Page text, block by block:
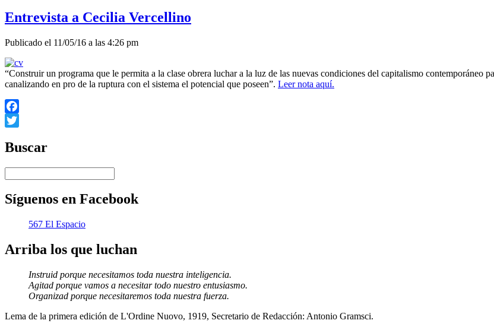
Entrevista a Cecilia Vercellino
Publicado el 11/05/16 a las 4:26 pm
“Construir un programa que le permita a la clase obrera luchar a la luz de las nuevas condiciones del capitalismo contemporáneo
canalizando en pro de la ruptura con el sistema el potencial que poseen”. Leer nota aquí.
Facebook
Buscar
Síguenos en Facebook
567 El Espacio
Arriba los que luchan
Instruid porque necesitamos toda nuestra inteligencia.
Agitad porque vamos a necesitar todo nuestro entusiasmo.
Organizad porque necesitaremos toda nuestra fuerza.
Lema de la primera edición de L'Ordine Nuovo, 1919, Secretario de Redacción: Antonio Gramsci.